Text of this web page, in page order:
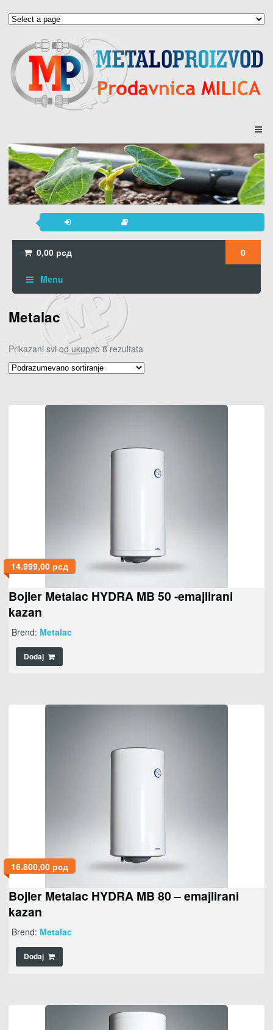
0,00 рсд 0
Menu
Metalac
Prikazani svi od ukupno 8 rezultata
14.999,00 рсд
Bojler Metalac HYDRA MB 50 -emajlirani
kazan
Brend: Metalac
Dodaj
16.800,00 рсд
Bojler Metalac HYDRA MB 80 – emajlirani
kazan
Brend: Metalac
Dodaj